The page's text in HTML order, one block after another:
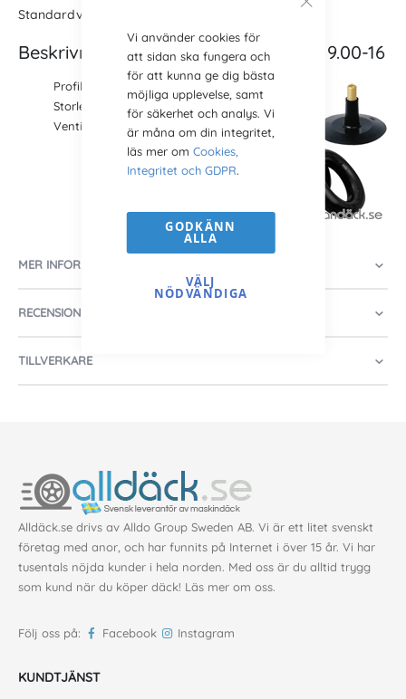
Vi använder cookies för
att sidan ska fungera och
för att kunna ge dig bästa
möjliga upplevelse, samt
för säkerhet och analys. Vi
är måna om din integritet,
läs mer om Cookies,
Integritet och GDPR.
GODKÄNN
ALLA
VÄLJ
NÖDVÄNDIGA
Standardventil
Beskrivning Slang Framdäck 16 tum 9.00-16
Profil: 9.00-16
Storlek: 16 tum
Ventil:
MER INFORMATION
RECENSIONER
TILLVERKARE
Alldäck.se drivs av Alldo Group Sweden AB. Vi är ett litet svenskt
företag med anor, och har funnits på Internet i över 15 år. Vi har
tusentals nöjda kunder i hela norden. Med oss är du alltid trygg
som kund när du köper däck! Läs mer om oss.
Följ oss på: Facebook Instagram
KUNDTJÄNST